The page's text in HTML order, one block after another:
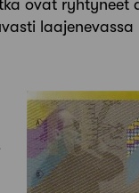
ovat ryhtyneet
laajenevassa